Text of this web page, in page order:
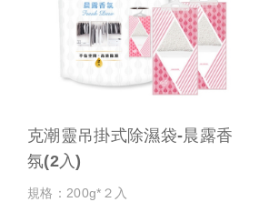
克潮靈吊掛式除濕袋-晨露香
氛(2入)
規格：200g*２入